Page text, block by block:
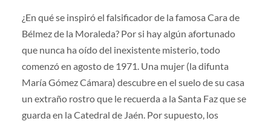
¿En qué se inspiró el falsificador de la famosa Cara de
Bélmez de la Moraleda? Por si hay algún afortunado
que nunca ha oído del inexistente misterio, todo
comenzó en agosto de 1971. Una mujer (la difunta
María Gómez Cámara) descubre en el suelo de su casa
un extraño rostro que le recuerda a la Santa Faz que se
guarda en la Catedral de Jaén. Por supuesto, los